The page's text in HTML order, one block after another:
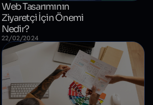
Web Tasarımının
Ziyaretçi İçin Önemi
Nedir?
22/02/2024